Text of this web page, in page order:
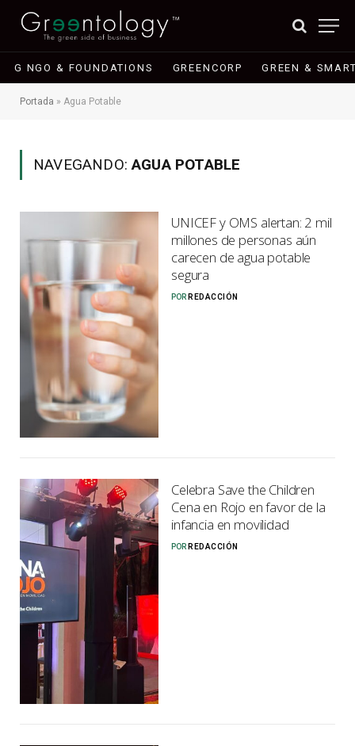
G NGO & FOUNDATIONS GREENCORP GREEN &
Portada » Agua Potable
NAVEGANDO:AGUA POTABLE
UNICEF y OMS alertan: 2 mil
millones de personas aún
carecen de agua potable
segura
POR REDACCIÓN
Celebra Save the Children
Cena en Rojo en favor de la
infancia en movilidad
POR REDACCIÓN